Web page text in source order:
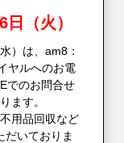
（火）
）は、am8：
ヤルへのお電
でのお問合せ
ます。
用品回収など
だいておりま